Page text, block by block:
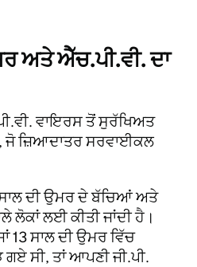
ਅਤੇ ਐੱਚ.ਪੀ.ਵੀ. ਦਾ
ਵਾਇਰਸ ਤੋਂ ਸੁਰੱਖਿਅਤ
ਜੋ ਜ਼ਿਆਦਾਤਰ ਸਰਵਾਈਕਲ
ਸਾਲ ਦੀ ਉਮਰ ਦੇ ਬੱਚਿਆਂ ਅਤੇ
ਲੋਕਾਂ ਲਈ ਕੀਤੀ ਜਾਂਦੀ ਹੈ।
13 ਸਾਲ ਦੀ ਉਮਰ ਵਿੱਚ
ਸੀ, ਤਾਂ ਆਪਣੀ ਜੀ.ਪੀ.